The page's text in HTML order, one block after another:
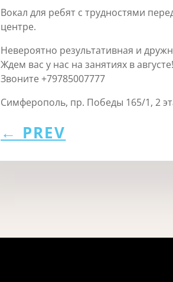
Вокал для ребят с трудностями
центре.
Невероятно результативная и
Ждем вас у нас на занятиях в августе!
Звоните +79785007777
Симферополь, пр. Победы 165/1, 2
← PREV